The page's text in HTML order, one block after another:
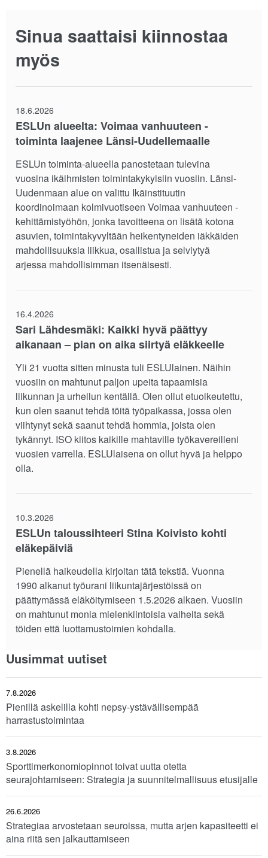
Sinua saattaisi kiinnostaa
myös
18.6.2026
ESLUn alueelta: Voimaa vanhuuteen -
toiminta laajenee Länsi-Uudellemaalle
ESLUn toiminta-alueella panostetaan tulevina
vuosina ikäihmisten toimintakykyisiin vuosiin. Länsi-
Uudenmaan alue on valittu Ikäinstituutin
koordinoimaan kolmivuotiseen Voimaa vanhuuteen -
kehittämistyöhön, jonka tavoitteena on lisätä kotona
asuvien, toimintakyvyltään heikentyneiden iäkkäiden
mahdollisuuksia liikkua, osallistua ja selviytyä
arjessa mahdollisimman itsenäisesti.
16.4.2026
Sari Lähdesmäki: Kaikki hyvä päättyy
aikanaan – pian on aika siirtyä eläkkeelle
Yli 21 vuotta sitten minusta tuli ESLUlainen. Näihin
vuosiin on mahtunut paljon upeita tapaamisia
liikunnan ja urheilun kentällä. Olen ollut etuoikeutettu,
kun olen saanut tehdä töitä työpaikassa, jossa olen
viihtynyt sekä saanut tehdä hommia, joista olen
tykännyt. ISO kiitos kaikille mahtaville työkavereilleni
vuosien varrella. ESLUlaisena on ollut hyvä ja helppo
olla.
10.3.2026
ESLUn taloussihteeri Stina Koivisto kohti
eläkepäiviä
Pienellä haikeudella kirjoitan tätä tekstiä. Vuonna
1990 alkanut työurani liikuntajärjestöissä on
päättymässä eläköitymiseen 1.5.2026 alkaen. Vuosiin
on mahtunut monia mielenkiintoisia vaiheita sekä
töiden että luottamustoimien kohdalla.
Uusimmat uutiset
7.8.2026
Pienillä askelilla kohti nepsy-ystävällisempää
harrastustoimintaa
3.8.2026
Sporttimerkonomiopinnot toivat uutta otetta
seurajohtamiseen: Strategia ja suunnitelmallisuus etusijalle
26.6.2026
Strategiaa arvostetaan seuroissa, mutta arjen kapasiteetti ei
aina riitä sen jalkauttamiseen